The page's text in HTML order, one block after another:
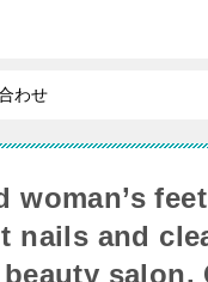
わせ
woman’s
nails and
salon.